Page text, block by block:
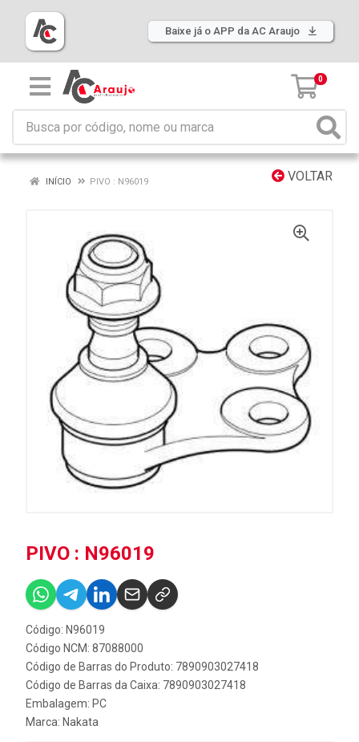
Baixe já o APP da AC Araujo
0
VOLTAR
INÍCIO PIVO : N96019
PIVO : N96019
Código: N96019
Código NCM: 87088000
Código de Barras do Produto: 7890903027418
Código de Barras da Caixa: 7890903027418
Embalagem: PC
Marca: Nakata